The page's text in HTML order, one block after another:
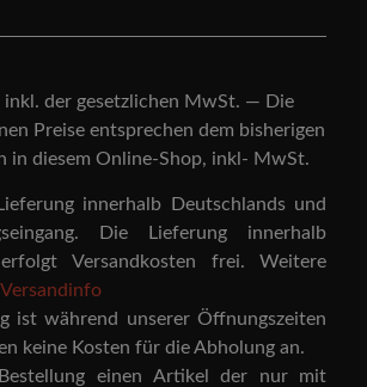
inkl. der gesetzlichen MwSt. — Die
Preise entsprechen dem bisherigen
in diesem Online-Shop, inkl- MwSt.
innerhalb Deutschlands und
Die Lieferung innerhalb
erfolgt Versandkosten frei. Weitere
Versandinfo
ist während unserer Öffnungszeiten
keine Kosten für die Abholung an.
einen Artikel der nur mit